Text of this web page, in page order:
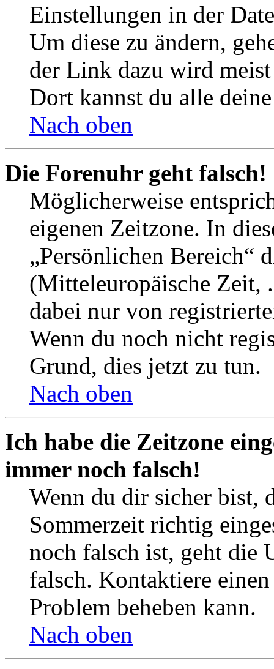
Einstellungen in der
Um diese zu ändern,
der Link dazu wird
Dort kannst du alle
Nach oben
Die Forenuhr geht falsch!
Möglicherweise
eigenen Zeitzone. In
„Persönlichen Bereich“
(Mitteleuropäische Zeit,
dabei nur von
Wenn du noch nicht
Grund, dies jetzt zu tun.
Nach oben
Ich habe die Zeitzone
immer noch falsch!
Wenn du dir sicher bist,
Sommerzeit richtig
noch falsch ist, geht die
falsch. Kontaktiere
Problem beheben kann.
Nach oben